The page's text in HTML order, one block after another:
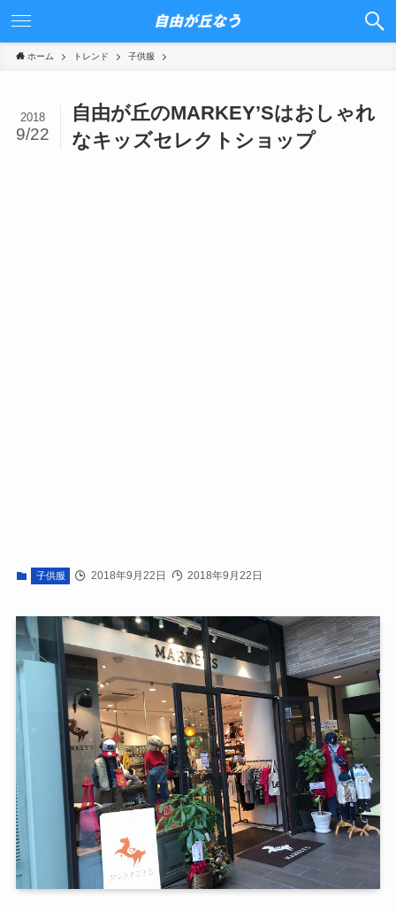
ホーム トレンド 子供服
自由が丘のMARKEY’Sはおしゃれ
なキッズセレクトショップ
2018
9/22
子供服 2018年9月22日 2018年9月22日